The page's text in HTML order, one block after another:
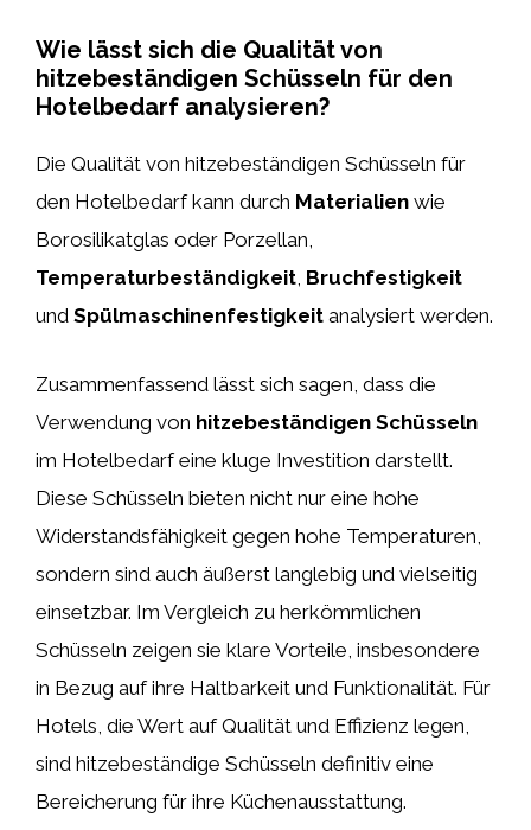
Wie lässt sich die Qualität von
hitzebeständigen Schüsseln für den
Hotelbedarf analysieren?
Die Qualität von hitzebeständigen Schüsseln für
den Hotelbedarf kann durch Materialien wie
Borosilikatglas oder Porzellan,
Temperaturbeständigkeit, Bruchfestigkeit
und Spülmaschinenfestigkeit analysiert werden.
Zusammenfassend lässt sich sagen, dass die
Verwendung von hitzebeständigen Schüsseln
im Hotelbedarf eine kluge Investition darstellt.
Diese Schüsseln bieten nicht nur eine hohe
Widerstandsfähigkeit gegen hohe Temperaturen,
sondern sind auch äußerst langlebig und vielseitig
einsetzbar. Im Vergleich zu herkömmlichen
Schüsseln zeigen sie klare Vorteile, insbesondere
in Bezug auf ihre Haltbarkeit und Funktionalität. Für
Hotels, die Wert auf Qualität und Effizienz legen,
sind hitzebeständige Schüsseln definitiv eine
Bereicherung für ihre Küchenausstattung.